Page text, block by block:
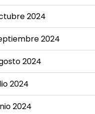
2024
2024
2024
2024
2024